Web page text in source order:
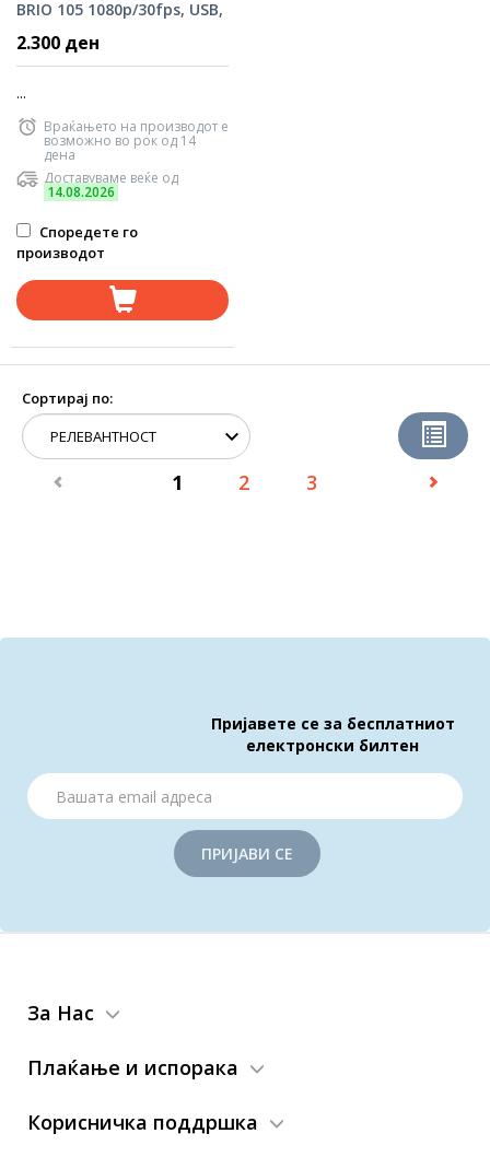
BRIO 105 1080p/30fps, USB,
2.300 ден
...
Враќањето на производот е
возможно во рок од 14
дена
Доставуваме веќе од
14.08.2026
Споредете го
производот
Сортирај по:
1 2 3
Пријавете се за бесплатниот
електронски билтен
ПРИЈАВИ СЕ
За Нас
Плаќање и испорака
Корисничка поддршка